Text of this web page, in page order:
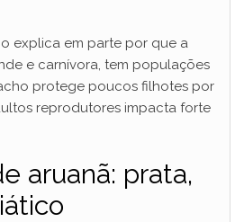
explica em parte por que a
e carnívora, tem populações
protege poucos filhotes por
reprodutores impacta forte
aruanã: prata,